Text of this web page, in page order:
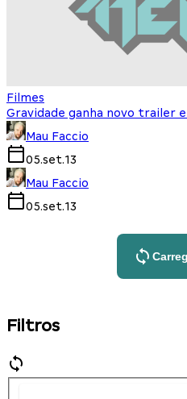
Filmes
Gravidade ganha novo trailer
Mau Faccio
05.set.13
Mau Faccio
05.set.13
Filtros